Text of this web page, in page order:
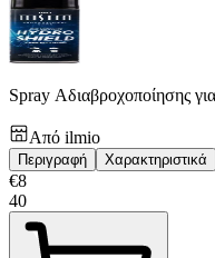
Spray Αδιαβροχοποίησης
Από ilmio
Περιγραφή Χαρακτηριστικά
€8
40